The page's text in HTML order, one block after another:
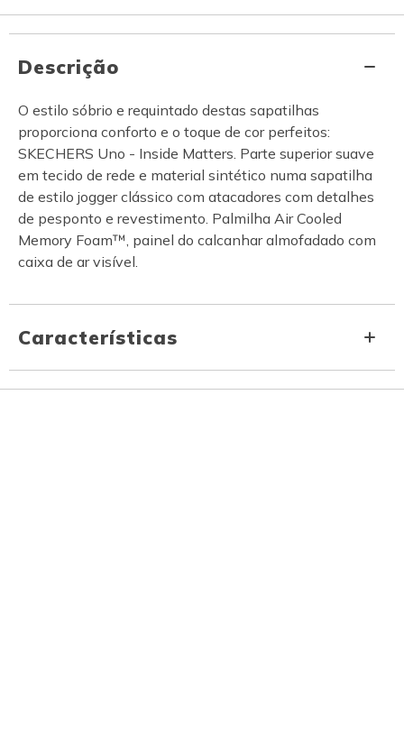
Descrição
O estilo sóbrio e requintado destas sapatilhas
proporciona conforto e o toque de cor perfeitos:
SKECHERS Uno - Inside Matters. Parte superior suave
em tecido de rede e material sintético numa sapatilha
de estilo jogger clássico com atacadores com detalhes
de pesponto e revestimento. Palmilha Air Cooled
Memory Foam™, painel do calcanhar almofadado com
caixa de ar visível.
Características